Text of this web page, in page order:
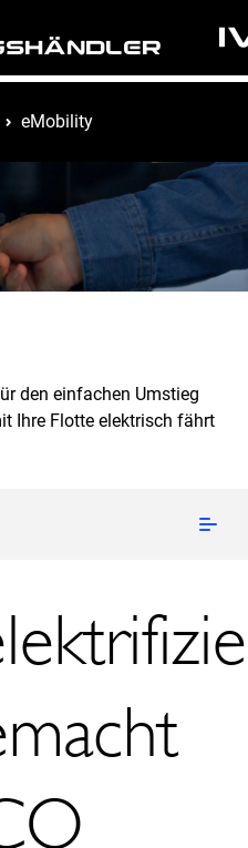
eMobility
den einfachen Umstieg
Ihre Flotte elektrisch fährt